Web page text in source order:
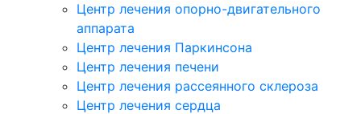
Центр лечения опорно-двигательного
аппарата
Центр лечения Паркинсона
Центр лечения печени
Центр лечения рассеянного склероза
Центр лечения сердца